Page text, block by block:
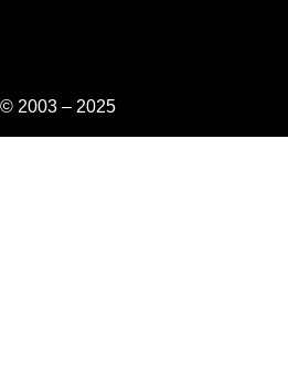
© 2003 – 2025